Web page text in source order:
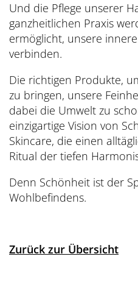
Und die Pflege unserer
ganzheitlichen Praxis
ermöglicht, unsere
verbinden.
Die richtigen Produkte,
zu bringen, unsere
dabei die Umwelt zu
einzigartige Vision von
Skincare, die einen
Ritual der tiefen
Denn Schönheit ist der
Wohlbefindens.
Zurück zur Übersicht